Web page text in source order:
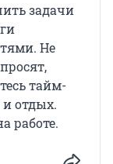
задачи
Не
тайм-
отдых.
работе.